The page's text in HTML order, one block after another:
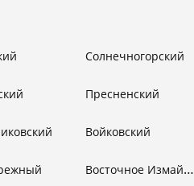
Солнечногорский
Пресненский
Войковский
Восточное Измайлово